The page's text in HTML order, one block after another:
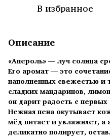
В избранное
Описание
«Апероль» — луч солнца
Его аромат — это
наполненных свежестью и
сладких мандаринов,
он дарит радость с первых
Нежная пена окутывает
мёд питает и увлажняет, а
деликатно полирует,